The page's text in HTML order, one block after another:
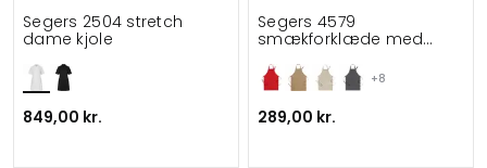
Segers 2504 stretch
dame kjole
849,00 kr.
+8
Segers 4579
smækforklæde med
289,00 kr.